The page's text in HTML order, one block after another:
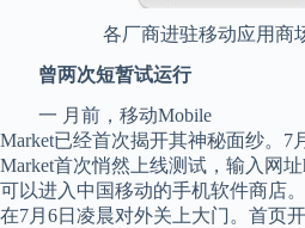
各厂商进驻移动应用商
曾两次短暂试运行
一 月前，移动Mobile
Market已经首次揭开其神秘面纱。7
Market首次悄然上线测试，输入网址
可以进入中国移动的手机软件商店
在7月6日凌晨对外关上大门。首页